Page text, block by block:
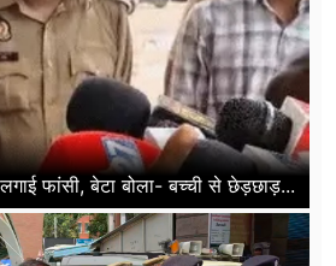
फांसी, बेटा बोला- बच्ची से छेड़छाड़...